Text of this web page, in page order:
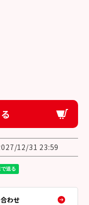
12/31 23:59
わせ